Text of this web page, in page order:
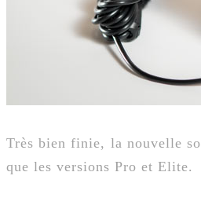
Très bien finie, la nouvelle
que les versions Pro et Elite.